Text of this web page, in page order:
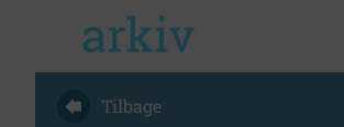
Tilbage